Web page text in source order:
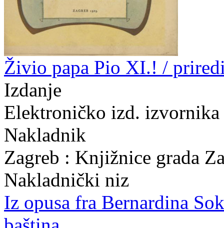
Živio papa Pio XI.! /
Izdanje
Elektroničko izd.
Nakladnik
Zagreb : Knjižnice grada
Nakladnički niz
Iz opusa fra Bernardina